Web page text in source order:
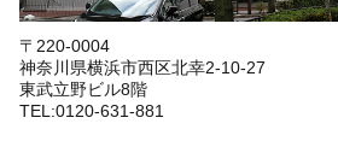
〒220-0004
神奈川県横浜市西区北幸2-10-27
東武立野ビル8階
TEL:0120-631-881